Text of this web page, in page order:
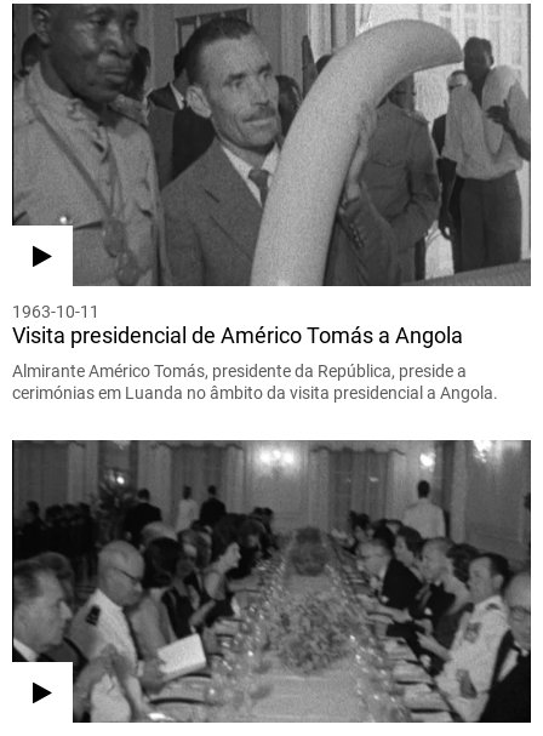
1963-10-11
Visita presidencial de Américo Tomás a Angola
Almirante Américo Tomás, presidente da República, preside a
cerimónias em Luanda no âmbito da visita presidencial a Angola.